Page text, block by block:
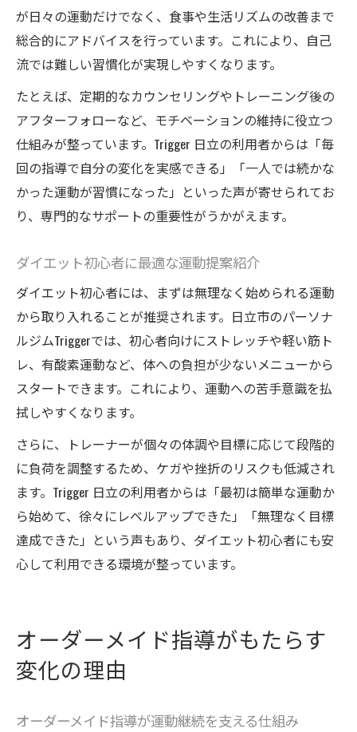
が日々の運動だけでなく、食事や生活リズムの改善まで
総合的にアドバイスを行っています。これにより、自己
流では難しい習慣化が実現しやすくなります。
たとえば、定期的なカウンセリングやトレーニング後の
アフターフォローなど、モチベーションの維持に役立つ
仕組みが整っています。Trigger 日立の利用者からは「毎
回の指導で自分の変化を実感できる」「一人では続かな
かった運動が習慣になった」といった声が寄せられてお
り、専門的なサポートの重要性がうかがえます。
ダイエット初心者に最適な運動提案紹介
ダイエット初心者には、まずは無理なく始められる運動
から取り入れることが推奨されます。日立市のパーソナ
ルジムTriggerでは、初心者向けにストレッチや軽い筋ト
レ、有酸素運動など、体への負担が少ないメニューから
スタートできます。これにより、運動への苦手意識を払
拭しやすくなります。
さらに、トレーナーが個々の体調や目標に応じて段階的
に負荷を調整するため、ケガや挫折のリスクも低減され
ます。Trigger 日立の利用者からは「最初は簡単な運動か
ら始めて、徐々にレベルアップできた」「無理なく目標
達成できた」という声もあり、ダイエット初心者にも安
心して利用できる環境が整っています。
オーダーメイド指導がもたらす
変化の理由
オーダーメイド指導が運動継続を支える仕組み